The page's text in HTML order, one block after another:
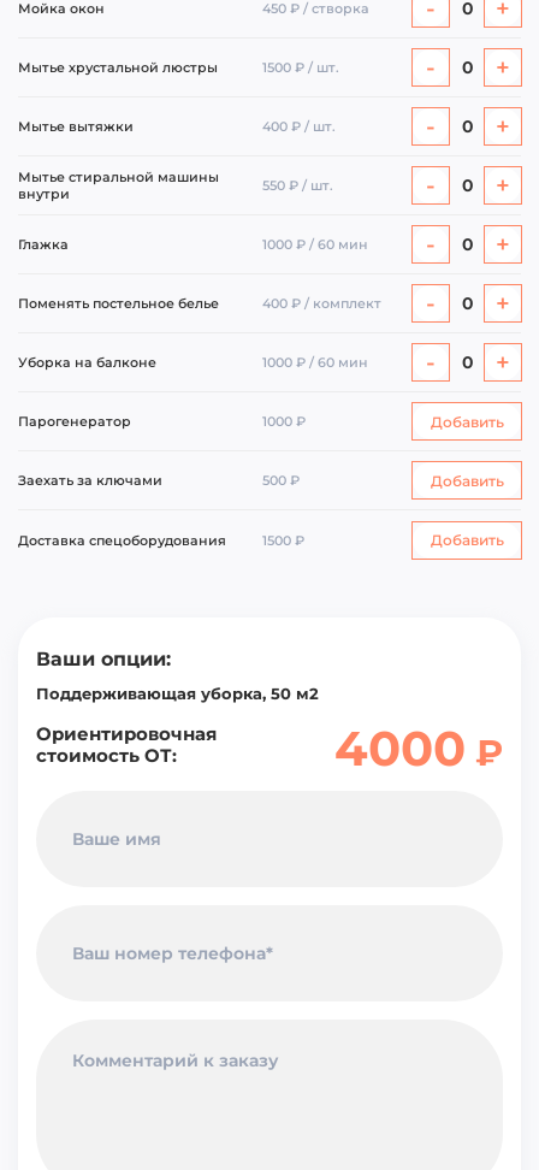
Мойка окон 450 ₽ / створка - 0 +
Мытье хрустальной люстры 1500 ₽ / шт. - 0 +
Мытье вытяжки 400 ₽ / шт. - 0 +
Мытье стиральной машины
внутри
550 ₽ / шт. - 0 +
Глажка 1000 ₽ / 60 мин - 0 +
Поменять постельное белье 400 ₽ / комплект - 0 +
Уборка на балконе 1000 ₽ / 60 мин - 0 +
Парогенератор 1000 ₽ Добавить
Заехать за ключами 500 ₽ Добавить
Доставка спецоборудования 1500 ₽ Добавить
Ваши опции:
Поддерживающая уборка, 50 м2
Ориентировочная
стоимость ОТ:
4000 ₽